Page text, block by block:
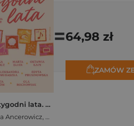
Osiem tygodni lata. Opowiadania na wakacje
Ancerowicz, Marta Bijan
=64,98 zł
ZAMÓW